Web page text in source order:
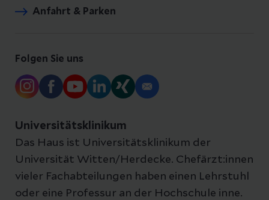
Anfahrt & Parken
Folgen Sie uns
Universitätsklinikum
Das Haus ist Universitätsklinikum der
Universität Witten/Herdecke. Chefärzt:innen
vieler Fachabteilungen haben einen Lehrstuhl
oder eine Professur an der Hochschule inne.